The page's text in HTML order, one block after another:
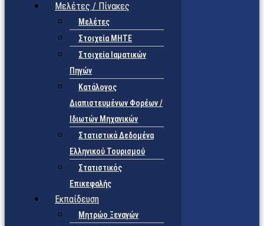
Μελέτες / Πίνακες
Μελέτες
Στοιχεία ΜΗΤΕ
Στοιχεία Ιαματικών
Πηγών
Κατάλογος
Διαπιστευμένων Φορέων /
Ιδιωτών Μηχανικών
Στατιστικά Δεδομένα
Ελληνικού Τουρισμού
Στατιστικός
Επικεφαλής
Εκπαίδευση
Μητρώο Ξεναγών